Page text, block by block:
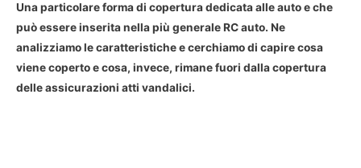
Una particolare forma di copertura dedicata alle auto e che
può essere inserita nella più generale RC auto. Ne
analizziamo le caratteristiche e cerchiamo di capire cosa
viene coperto e cosa, invece, rimane fuori dalla copertura
delle assicurazioni atti vandalici.